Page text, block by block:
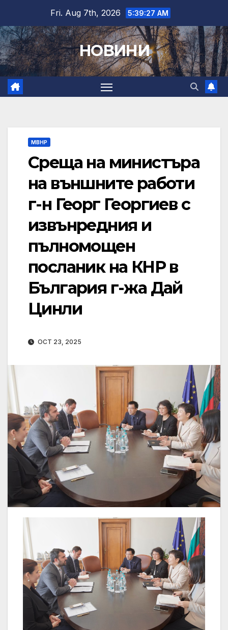
content
Fri. Aug 7th, 2026 5:39:29 AM
НОВИНИ
МВНР
Среща на министъра
на външните работи
г-н Георг Георгиев с
извънредния и
пълномощен
посланик на КНР в
България г-жа Дай
Цинли
OCT 23, 2025